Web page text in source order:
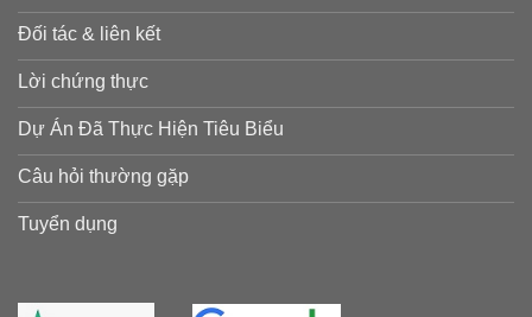
Đối tác & liên kết
Lời chứng thực
Dự Án Đã Thực Hiện Tiêu Biểu
Câu hỏi thường gặp
Tuyển dụng